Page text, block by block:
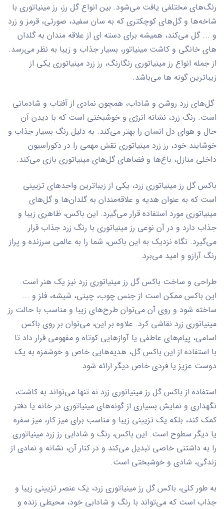
رنگ‌های مختلفی یافت می‌شود. بین انواع گل رز، رز مینیاتوری با
شاخه‌ها و گل‌های کوچکتری که به سان سفید، صورتی، قرمز و زرد
و ... گل می‌کند، همیشه برای دسته ای از علاقه مندان به گلدان
های خانگی و کاشت مینیاتور، بسیار جذاب و زیبا به نظر می‌رسد.
از جمله انواع رز مینیاتوری رنگارنگ، رز زرد مینیاتوری یکی از
زیباترین گونه ها می‌باشد.
گل‌های زرد روشن و شاداب، همچون نمادی از آفتاب و شادمانی
است. رنگ زرد، نشانه انرژی و خوشبختی است که با دیدن آن
حال و هوای دل انسان را بهتر می‌کند. به دلیل رنگ بسیار جذاب و
خوشایند خود، رز زرد مینیاتوری نقش مهمی را در دکوراسیون
داخلی منازل، باغ‌ها و فضاهای گل‌های مینیاتوری بازی می‌کند.
باکس گل رز مینیاتوری زرد، یکی از زیباترین واحدهای تزیینی
است که به عنوان هدیه و علاقه‌مندان به گلدان‌ها و گل‌های
مینیاتوری مورد استفاده قرار می‌گیرد. این باکس، ظاهری زیبا و
جذاب دارد و در آن نوعی رز مینیاتوری با رنگ زرد جذاب قرار
می‌گیرد. نگاه نزدیک به این باکس، شما را به عالمی سرزنده و پراز
رنگ آرازو و امید می‌برد.
طراحی و ساخت باکس گل رز مینیاتوری زرد نیز یک هنر است.
این باکس ممکن است از جنس چوب، چینی، شیشه، فلز و ...
ساخته شود و روی آن می‌توان طرح‌های زیبا و مناسب با حالت رز
مینیاتوری زرد نقاشی کرد. علاوه بر این، می‌توان بر روی باکس
اسامی، پیام‌های عاطفی یا آوازهایی کوتاه و مفهومی قرار داد تا
با استفاده از این باکس گل، هدیه‌هایی خاص و خوشمزه به یک
دوست عزیز یا فردی خاص دیگر ارائه شود.
استفاده از باکس گل رز مینیاتوری زرد نه تنها می‌تواند به کاشت،
نگهداری و نمایش بسیاری از گونه‌های مینیاتوری در خانه یا دفتر
کمک کند، بلکه یک تزیینی زیبا و مناسب برای میز کار، میز سفره
یا دیگر سطوح است. این باکس، رنگ و شادابی رز زرد مینیاتوری
را به داشتنی خاصی تبدیل می‌کند و در کنار آن، نشانه و نمادی از
زندگی، شادی و خوشبختی است.
به طور کلی، باکس گل رز مینیاتوری زرد، یک عنصر تزیینی زیبا و
جذاب است که می‌تواند با رنگ و شادابی خود، محیطی زنده و